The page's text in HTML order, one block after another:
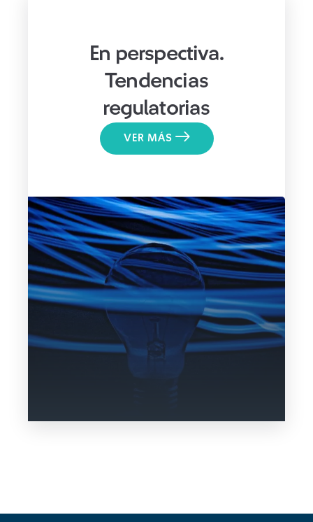
En perspectiva.
Tendencias
regulatorias
VER MÁS